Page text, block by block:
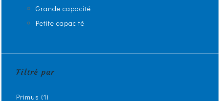
Grande capacité
Petite capacité
Filtré par
Primus (1)